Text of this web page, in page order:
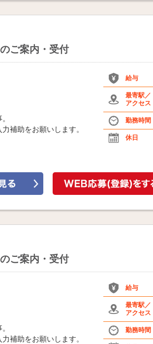
ご案内・受付
補助をお願いします。
給与
最寄駅／
アクセス
勤務時間
休日
ご案内・受付
補助をお願いします。
給与
最寄駅／
アクセス
勤務時間